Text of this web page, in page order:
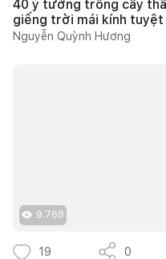
40 ý tưởng trồng cây
giếng trời mái kính
Nguyễn Quỳnh Hương
9.788
19 0